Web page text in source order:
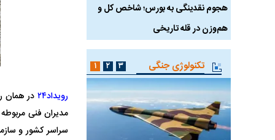
رویداد۲۴
در همان
مدیران فنی
سراسر کشور و
هجوم نقدینگی به بورس؛ شاخص کل و
هم‌وزن در قله تاریخی
بورس تهران رکورد
تکنولوژی جنگی ۱ ۲ ۳